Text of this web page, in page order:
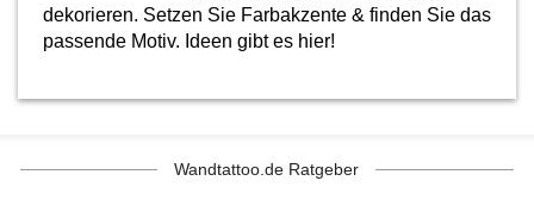
dekorieren. Setzen Sie Farbakzente & finden Sie das
passende Motiv. Ideen gibt es hier!
Wandtattoo.de Ratgeber